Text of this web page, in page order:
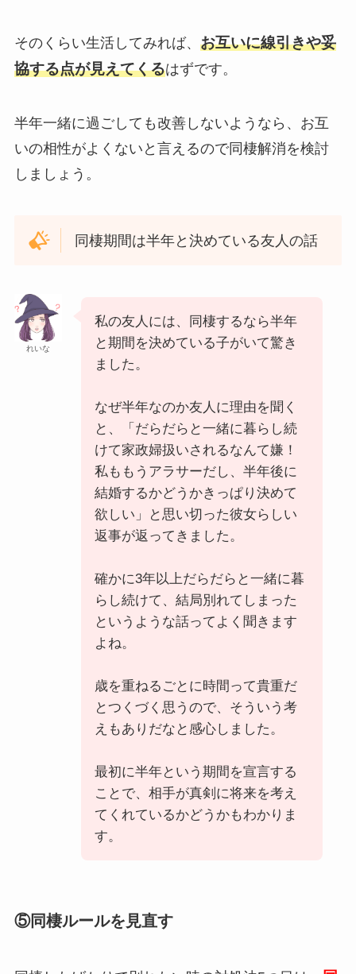
そのくらい生活してみれば、 お互いに線引きや妥
協する点が見えてくるはずです。
半年一緒に過ごしても改善しないようなら、お互
いの相性がよくないと言えるので同棲解消を検討
しましょう。
同棲期間は半年と決めている友人の話
れいな
私の友人には、同棲するなら半年
と期間を決めている子がいて驚き
ました。
なぜ半年なのか友人に理由を聞く
と、「だらだらと一緒に暮らし続
けて家政婦扱いされるなんて嫌！
私ももうアラサーだし、半年後に
結婚するかどうかきっぱり決めて
欲しい」と思い切った彼女らしい
返事が返ってきました。
確かに3年以上だらだらと一緒に暮
らし続けて、結局別れてしまった
というような話ってよく聞きます
よね。
歳を重ねるごとに時間って貴重だ
とつくづく思うので、そういう考
えもありだなと感心しました。
最初に半年という期間を宣言する
ことで、相手が真剣に将来を考え
てくれているかどうかもわかりま
す。
⑤同棲ルールを見直す